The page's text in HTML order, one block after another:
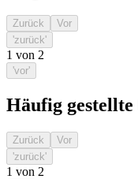
Zurück
Vor
'zurück'
1 von 2
'vor'
Häufig gestellte
Zurück
Vor
'zurück'
1 von 2